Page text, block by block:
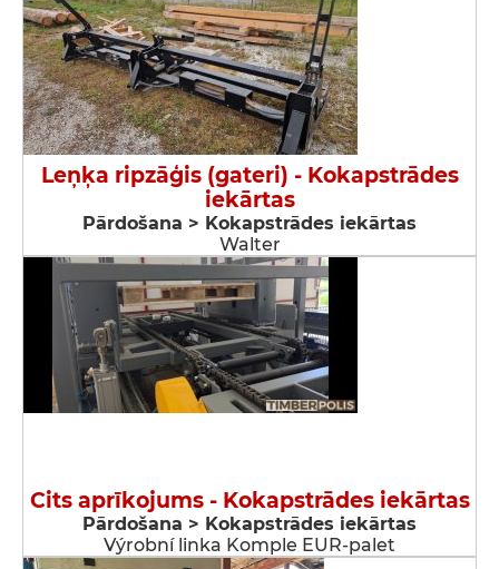
Leņķa ripzāģis (gateri) - Kokapstrādes
iekārtas
Pārdošana > Kokapstrādes iekārtas
Walter
Cits aprīkojums - Kokapstrādes iekārtas
Pārdošana > Kokapstrādes iekārtas
Výrobní linka Komple EUR-palet